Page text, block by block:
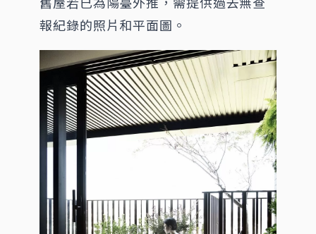
報紀錄的照片和平面圖。